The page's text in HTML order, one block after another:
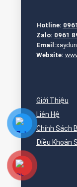
Hotline:
Zalo: 0961
Email:
Website:
Giới Thiệu
Liên Hệ
Chính Sách
Điều Khoản